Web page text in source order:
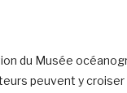
du Musée
peuvent y